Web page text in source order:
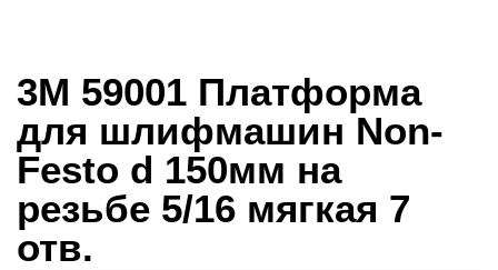
3M 59001 Платформа
для шлифмашин Non-
Festo d 150мм на
резьбе 5/16 мягкая 7
отв.